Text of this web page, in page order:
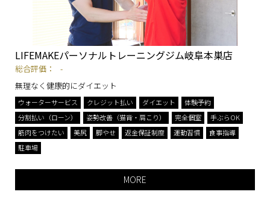
LIFEMAKEパーソナルトレーニングジム岐阜本巣店
総合評価：
-
無理なく健康的にダイエット
ウォーターサービス クレジット払い ダイエット
体験予約
分割払い（ローン）
姿勢改善（猫背・肩こり） 完全個室
手ぶらOK
筋肉をつけたい
美尻 脚やせ 返金保証制度 運動習慣
食事指導
駐車場
MORE